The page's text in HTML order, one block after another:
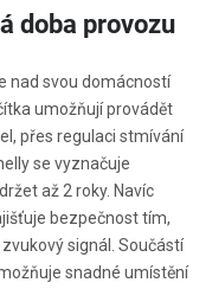
doba provozu
nad svou domácností
umožňují provádět
přes regulaci stmívání
se vyznačuje
až 2 roky. Navíc
bezpečnost tím,
signál. Součástí
snadné umístění